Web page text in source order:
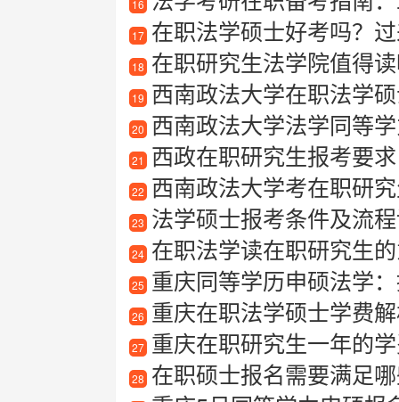
16
17 在职法学硕士好考吗？
18 在职研究生法学院值得读
19 西南政法大学在职法学
20 西南政法大学法学同等
21 西政在职研究生报考要求
22 西南政法大学考在职研
23 法学硕士报考条件及流
24 在职法学读在职研究生
25 重庆同等学历申硕法学
26 重庆在职法学硕士学费
27 重庆在职研究生一年的
28 在职硕士报名需要满足